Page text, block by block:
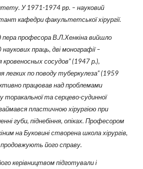
У 1971-1974 pp. – науковий
кафедри факультетської хірургії.
професора В.Л.Хенкіна вийшло
праць, дві монографії –
кровеносных сосудов” (1947 р.),
легких по поводу туберкулеза” (1959
працював над проблемами
торакальної та серцево-судинної
займався пластичною хірургією при
губи, піднебіння, опіках. Професором
на Буковині створена школа хірургів,
продовжують його справу.
керівництвом підготували і